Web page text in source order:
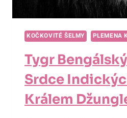
KOČKOVITÉ ŠELMY PLEMENA
Tygr
Srdce
Králem